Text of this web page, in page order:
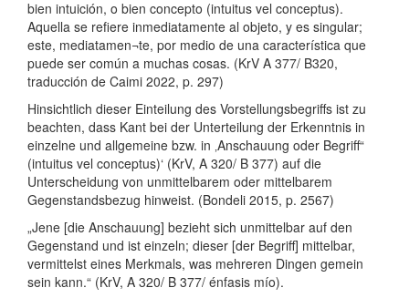
bien intuición, o bien concepto (intuitus vel conceptus).
Aquella se refiere inmediatamente al objeto, y es singular;
este, mediatamen¬te, por medio de una característica que
puede ser común a muchas cosas. (KrV A 377/ B320,
traducción de Caimi 2022, p. 297)
Hinsichtlich dieser Einteilung des Vorstellungsbegriffs ist zu
beachten, dass Kant bei der Unterteilung der Erkenntnis in
einzelne und allgemeine bzw. in ‚Anschauung oder Begriff“
(intuitus vel conceptus)‘ (KrV, A 320/ B 377) auf die
Unterscheidung von unmittelbarem oder mittelbarem
Gegenstandsbezug hinweist. (Bondeli 2015, p. 2567)
„Jene [die Anschauung] bezieht sich unmittelbar auf den
Gegenstand und ist einzeln; dieser [der Begriff] mittelbar,
vermittelst eines Merkmals, was mehreren Dingen gemein
sein kann.“ (KrV, A 320/ B 377/ énfasis mío).